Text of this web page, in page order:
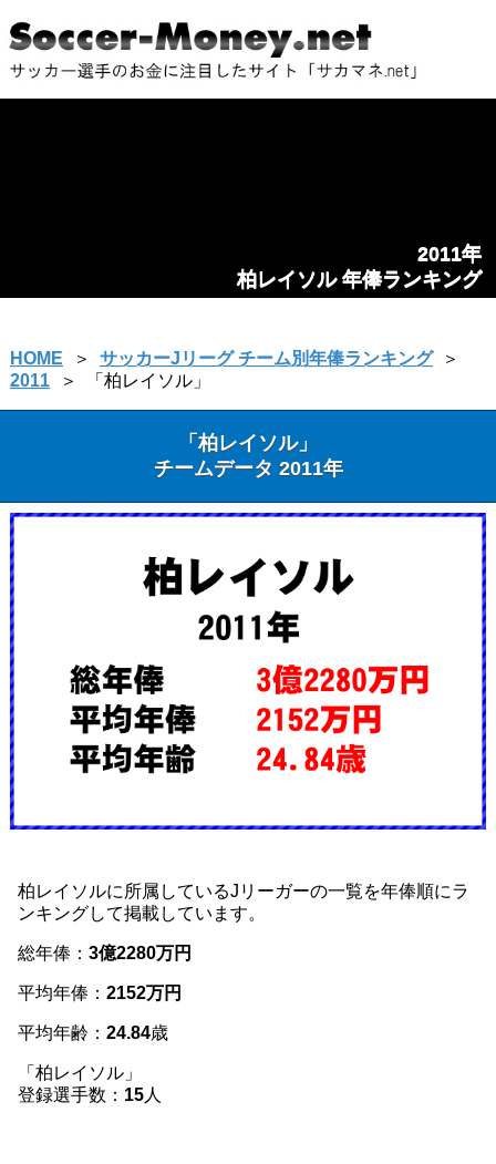
2011年
柏レイソル 年俸ランキング
HOME ＞ サッカーJリーグ チーム別年俸ランキング
＞
2011
＞ 「柏レイソル」
「柏レイソル」
チームデータ 2011年
柏レイソルに所属しているJリーガーの一覧を年俸順にラ
ンキングして掲載しています。
総年俸： 3億2280万円
平均年俸： 2152万円
平均年齢： 24.84歳
「柏レイソル」
登録選手数： 15人